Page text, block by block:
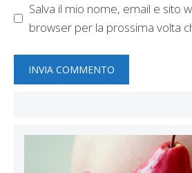
Salva il mio nome, email e sito
browser per la prossima volta